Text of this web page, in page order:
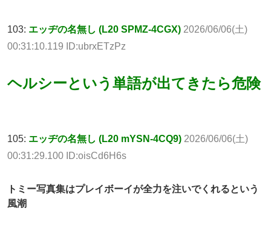
103: エッヂの名無し (L20 SPMZ-4CGX) 2026/06/06(土)
00:31:10.119 ID:ubrxETzPz
ヘルシーという単語が出てきたら危険
105: エッヂの名無し (L20 mYSN-4CQ9) 2026/06/06(土)
00:31:29.100 ID:oisCd6H6s
トミー写真集はプレイボーイが全力を注いでくれるという
風潮